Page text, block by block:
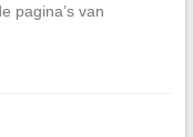
pagina’s van